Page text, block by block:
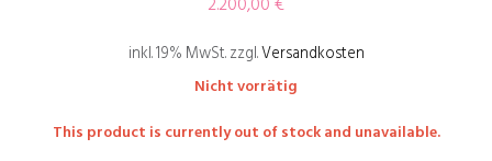
2.200,00€
inkl. 19% MwSt.zzgl.Versandkosten
Nicht vorrätig
This product is currently out of stock and unavailable.